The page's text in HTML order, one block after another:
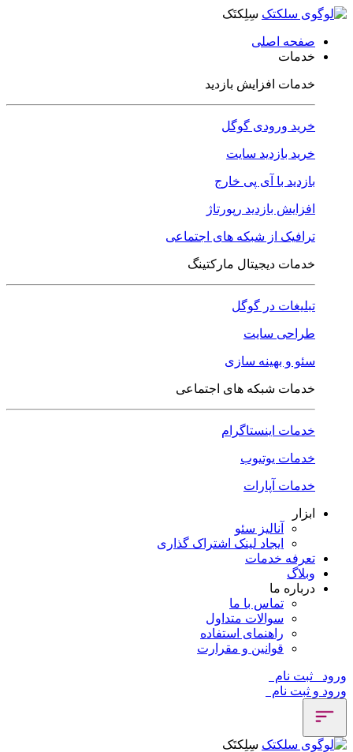
سِلِکتَک
صفحه اصلی
خدمات
خدمات افزایش بازدید
خرید ورودی گوگل
خرید بازدید سایت
بازدید با آی پی خارج
افزایش بازدید رپورتاژ
ترافیک از شبکه های اجتماعی
خدمات دیجیتال مارکتینگ
تبلیغات در گوگل
طراحی سایت
سئو و بهینه سازی
خدمات شبکه های اجتماعی
خدمات اینستاگرام
خدمات یوتیوب
خدمات آپارات
ابزار
آنالیز سئو
ایجاد لینک اشتراک گذاری
تعرفه خدمات
وبلاگ
درباره ما
تماس با ما
سوالات متداول
راهنمای استفاده
قوانین و مقرارت
ورود
ثبت نام
ورود و ثبت نام
سِلِکتَک